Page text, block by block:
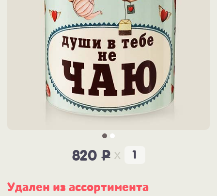
820P x
Удален из ассортимента